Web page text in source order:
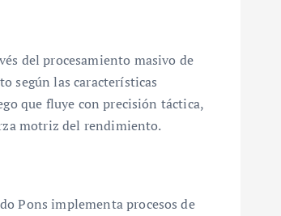
del procesamiento masivo de
según las características
que fluye con precisión táctica,
motriz del rendimiento.
Pons implementa procesos de